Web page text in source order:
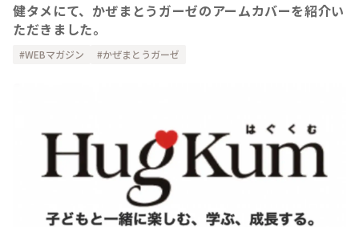
健タメにて、かぜまとうガーゼのアームカバーを紹介い
ただきました。
WEBマガジン かぜまとうガーゼ